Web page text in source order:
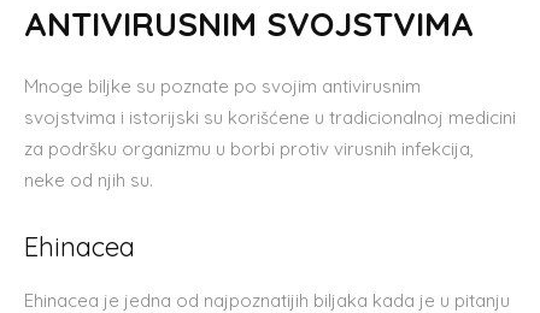
ANTIVIRUSNIM SVOJSTVIMA
Mnoge biljke su poznate po svojim antivirusnim
svojstvima i istorijski su korišćene u tradicionalnoj medicini
za podršku organizmu u borbi protiv virusnih infekcija,
neke od njih su.
Ehinacea
Ehinacea je jedna od najpoznatijih biljaka kada je u pitanju